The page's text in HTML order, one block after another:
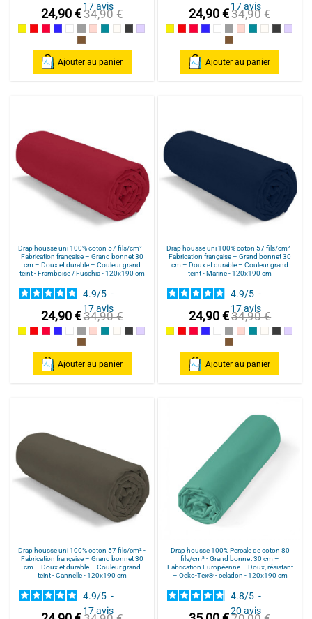
17avis
24,90 €34,90 €
JauneRouge / Red
Framboise / Fuschia
Marine
BlancGris souris
Rose poudré / Light pink
Bleu Canard
Naturel
Gris Foncé
Parme
Cannelle
Ajouter au panier
17avis
24,90 €34,90 €
JauneRouge / Red
Framboise / Fuschia
Marine
BlancGris souris
Rose poudré /
Bleu Canard
Naturel
Gris
Cannelle
Ajouter au panier
Drap housse uni 100% coton 57 fils/cm² -
Fabrication française – Grand bonnet 30
cm – Doux et durable – Couleur grand
teint - Framboise / Fuschia - 120x190 cm
4.9/5 -
17avis
24,90 €34,90 €
JauneRouge / Red
Framboise / Fuschia
Marine
BlancGris souris
Rose poudré / Light pink
Bleu Canard
Naturel
Gris Foncé
Parme
Cannelle
Ajouter au panier
Drap housse uni 100% coton 57 fils/cm² -
Fabrication française – Grand bonnet 30
cm – Doux et durable – Couleur grand
teint - Marine - 120x190 cm
4.9/5 -
17avis
24,90 €34,90 €
JauneRouge / Red
Framboise / Fuschia
Marine
BlancGris souris
Rose poudré /
Bleu Canard
Naturel
Gris
Cannelle
Ajouter au panier
Drap housse uni 100% coton 57 fils/cm² -
Fabrication française – Grand bonnet 30
cm – Doux et durable – Couleur grand
teint - Cannelle - 120x190 cm
4.9/5 -
17avis
Drap housse 100% Percale de coton 80
fils/cm² - Grand bonnet 30 cm –
Fabrication Européenne – Doux, résistant
– Oeko-Tex® - celadon - 120x190 cm
4.8/5 -
20avis